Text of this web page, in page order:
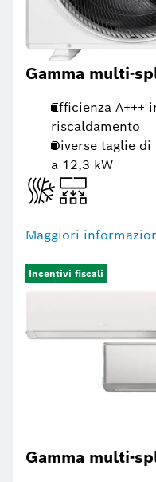
Gamma multi-
Efficienza A+++
riscaldamento
Diverse taglie
a 12,3 kW
Maggiori
Incentivi fiscali
Gamma multi-